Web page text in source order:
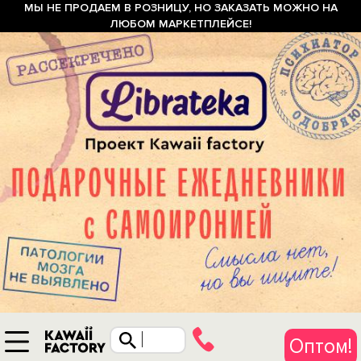
МЫ НЕ ПРОДАЕМ В РОЗНИЦУ, НО ЗАКАЗАТЬ МОЖНО НА
ЛЮБОМ МАРКЕТПЛЕЙСЕ!
Оптом!